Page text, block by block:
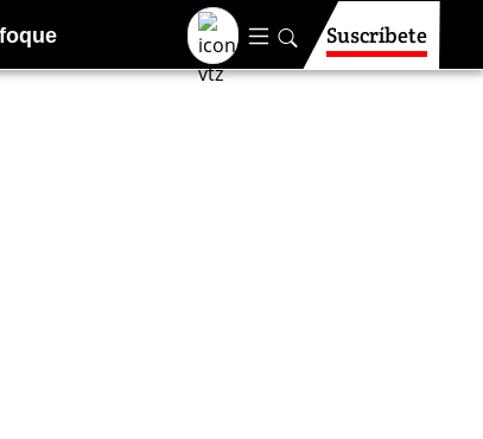
Suscríbete